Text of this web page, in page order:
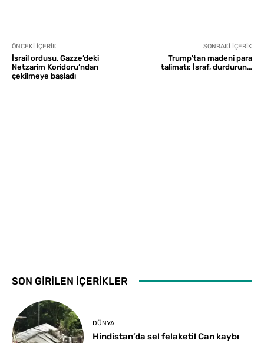
ÖNCEKI İÇERIK
İsrail ordusu, Gazze’deki
Netzarim Koridoru’ndan
çekilmeye başladı
SONRAKI İÇERIK
Trump’tan madeni para
talimatı: İsraf, durdurun…
SON GİRİLEN İÇERİKLER
DÜNYA
Hindistan’da sel felaketi! Can kaybı